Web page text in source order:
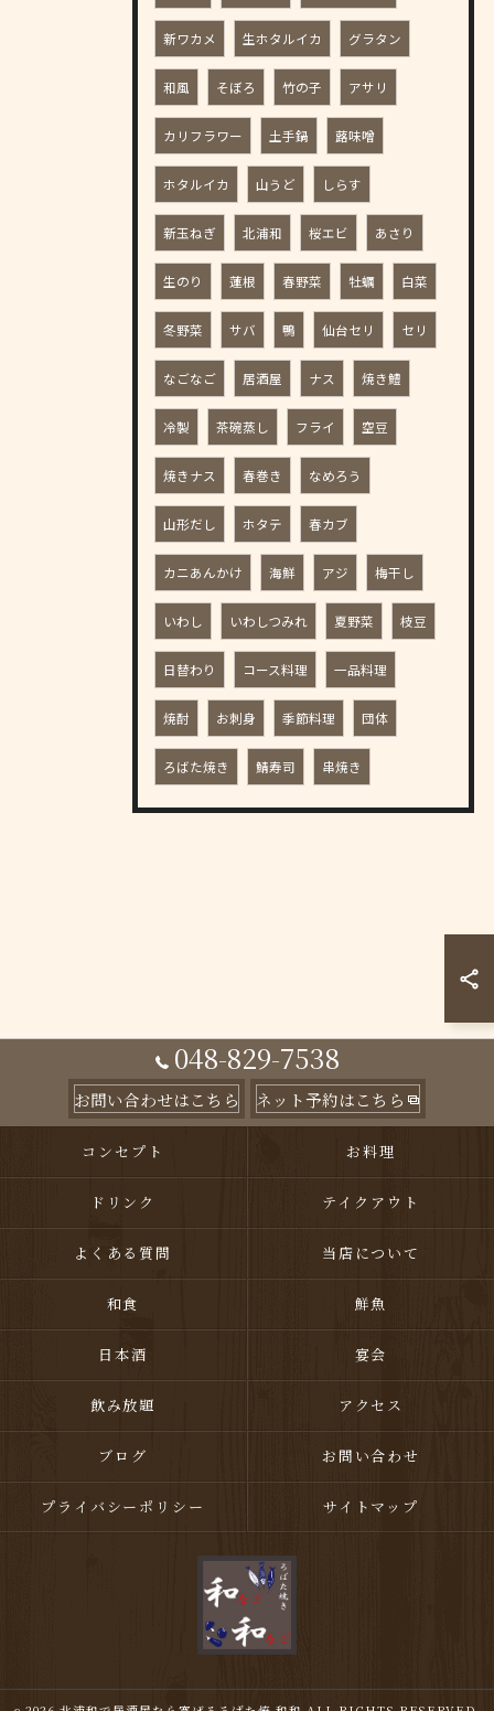
新ワカメ 生ホタルイカ グラタン
和風 そぼろ 竹の子 アサリ
カリフラワー 土手鍋 蕗味噌
ホタルイカ 山うど しらす
新玉ねぎ 北浦和 桜エビ あさり
生のり 蓮根 春野菜 牡蠣 白菜
冬野菜 サバ 鴨 仙台セリ セリ
なごなご 居酒屋 ナス 焼き鱧
冷製 茶碗蒸し フライ 空豆
焼きナス 春巻き なめろう
山形だし ホタテ 春カブ
カニあんかけ 海鮮 アジ 梅干し
いわし いわしつみれ 夏野菜 枝豆
日替わり コース料理 一品料理
焼酎 お刺身 季節料理 団体
ろばた焼き 鯖寿司 串焼き
048-829-7538
お問い合わせはこちら ネット予約はこちら
コンセプト お料理
ドリンク テイクアウト
よくある質問 当店について
和食 鮮魚
日本酒 宴会
飲み放題 アクセス
ブログ お問い合わせ
プライバシーポリシー サイトマップ